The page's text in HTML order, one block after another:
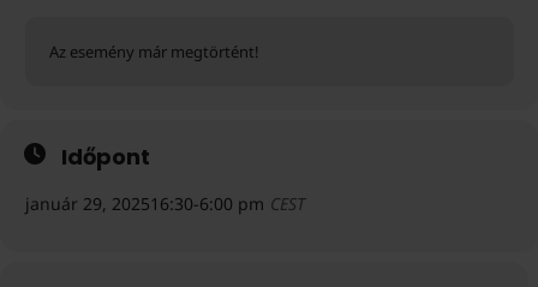
Az esemény már megtörtént!
Időpont
január 29, 202516:30-6:00 pm CEST